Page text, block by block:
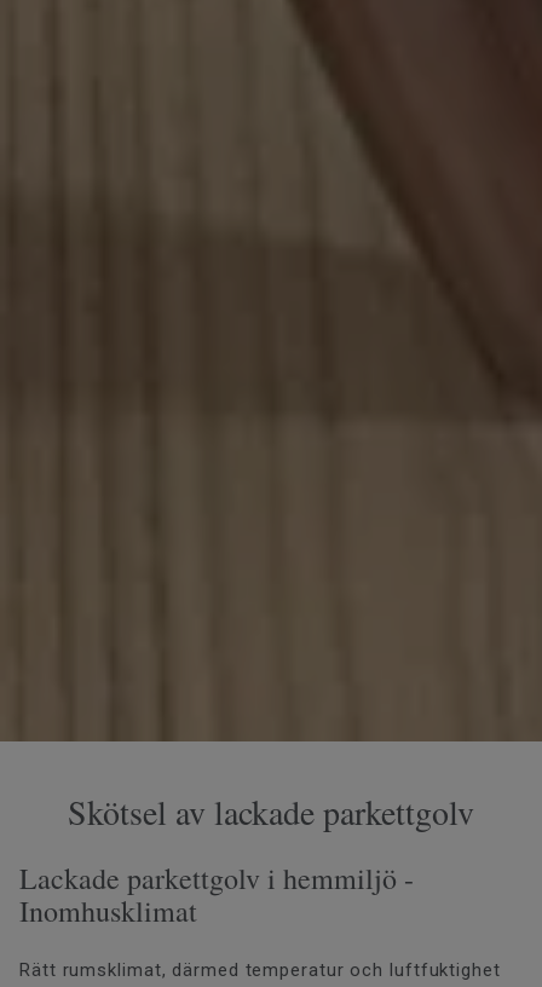
Skötsel av lackade parkettgolv
Lackade parkettgolv i hemmiljö -
Inomhusklimat
Rätt rumsklimat, därmed temperatur och luftfuktighet